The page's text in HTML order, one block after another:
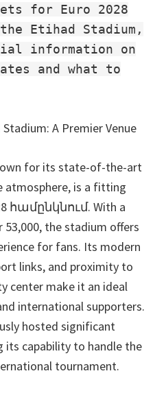
for Euro 2028
Etihad Stadium,
information on
and what to
Stadium: A Premier Venue
for its state-of-the-art
atmosphere, is a fitting
համընկնում. With a
53,000, the stadium offers
for fans. Its modern
links, and proximity to
center make it an ideal
international supporters.
hosted significant
its capability to handle the
tournament.